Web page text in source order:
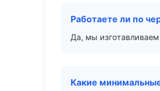
Работаете ли по
Да, мы
Какие